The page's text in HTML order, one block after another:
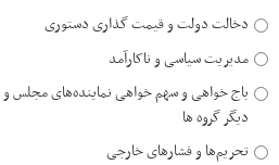
دخالت دولت و قیمت گذاری دستوری
مدیریت سیاسی و ناکارآمد
باج خواهی و سهم خواهی نماینده‌های مجلس و
دیگر گروه ها
تحریم‌ها و فشارهای خارجی